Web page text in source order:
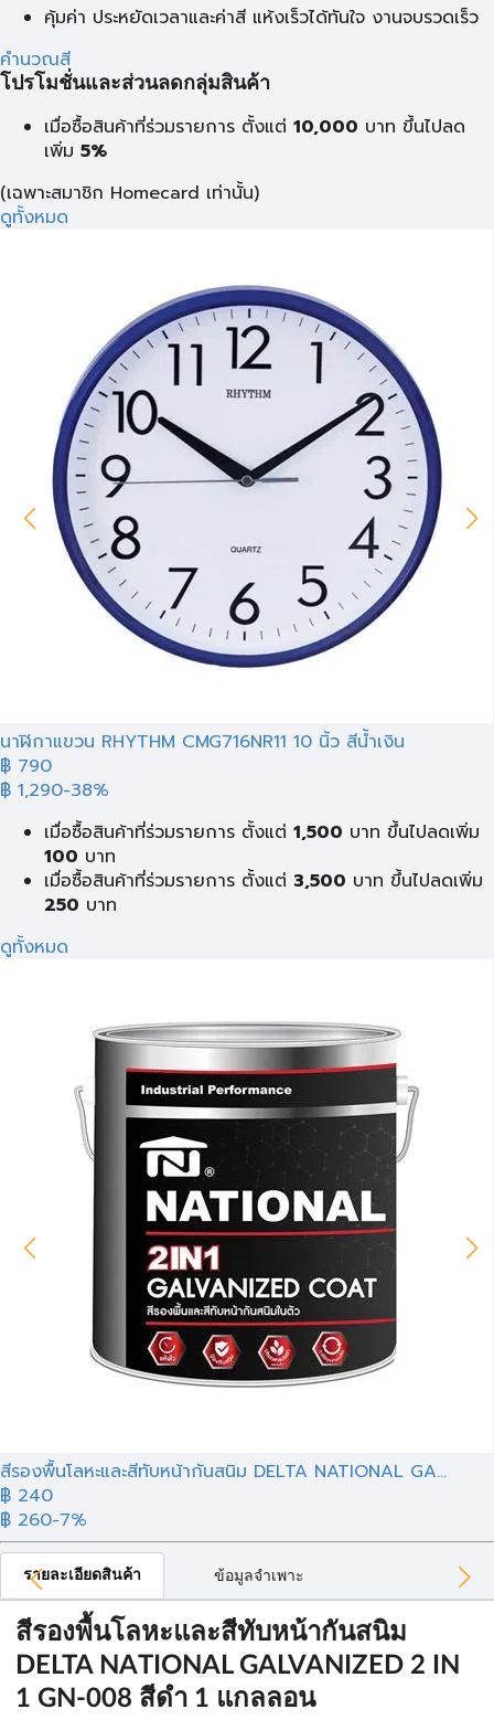
คุ้มค่า ประหยัดเวลาและค่าสี แห้งเร็วได้ทันใจ งานจบรวดเร็ว
คำนวณสี
โปรโมชั่นและส่วนลดกลุ่มสินค้า
เมื่อซื้อสินค้าที่ร่วมรายการ ตั้งแต่ 10,000 บาท ขึ้นไปลด
เพิ่ม 5%
(เฉพาะสมาชิก Homecard เท่านั้น)
ดูทั้งหมด
นาฬิกาแขวน RHYTHM CMG716NR11 10 นิ้ว สีน้ำเงิน
฿ 790
฿ 1,290-38%
เมื่อซื้อสินค้าที่ร่วมรายการ ตั้งแต่ 1,500 บาท ขึ้นไปลดเพิ่ม
100 บาท
เมื่อซื้อสินค้าที่ร่วมรายการ ตั้งแต่ 3,500 บาท ขึ้นไปลดเพิ่ม
250 บาท
ดูทั้งหมด
สีรองพื้นโลหะและสีทับหน้ากันสนิม DELTA NATIONAL GA...
฿ 240
฿ 260-7%
รายละเอียดสินค้า ข้อมูลจำเพาะ
สีรองพื้นโลหะและสีทับหน้ากันสนิม
DELTA NATIONAL GALVANIZED 2 IN
1 GN-008 สีดำ 1 แกลลอน